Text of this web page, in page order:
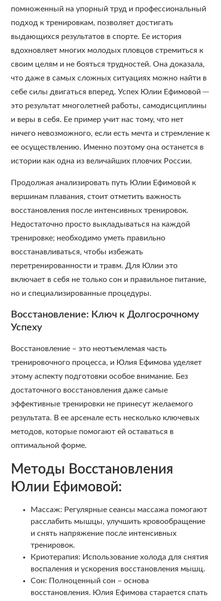
помноженный на упорный труд и профессиональный
подход к тренировкам, позволяет достигать
выдающихся результатов в спорте. Ее история
вдохновляет многих молодых пловцов стремиться к
своим целям и не бояться трудностей. Она доказала,
что даже в самых сложных ситуациях можно найти в
себе силы двигаться вперед. Успех Юлии Ефимовой ─
это результат многолетней работы, самодисциплины
и веры в себя. Ее пример учит нас тому, что нет
ничего невозможного, если есть мечта и стремление к
ее осуществлению. Именно поэтому она останется в
истории как одна из величайших пловчих России.
Продолжая анализировать путь Юлии Ефимовой к
вершинам плавания, стоит отметить важность
восстановления после интенсивных тренировок.
Недостаточно просто выкладываться на каждой
тренировке; необходимо уметь правильно
восстанавливаться, чтобы избежать
перетренированности и травм. Для Юлии это
включает в себя не только сон и правильное питание,
но и специализированные процедуры.
Восстановление: Ключ к Долгосрочному
Успеху
Восстановление – это неотъемлемая часть
тренировочного процесса, и Юлия Ефимова уделяет
этому аспекту подготовки особое внимание. Без
достаточного восстановления даже самые
эффективные тренировки не принесут желаемого
результата. В ее арсенале есть несколько ключевых
методов, которые помогают ей оставаться в
оптимальной форме.
Методы Восстановления
Юлии Ефимовой:
Массаж: Регулярные сеансы массажа помогают
расслабить мышцы, улучшить кровообращение
и снять напряжение после интенсивных
тренировок.
Криотерапия: Использование холода для снятия
воспаления и ускорения восстановления мышц.
Сон: Полноценный сон – основа
восстановления. Юлия Ефимова старается спать